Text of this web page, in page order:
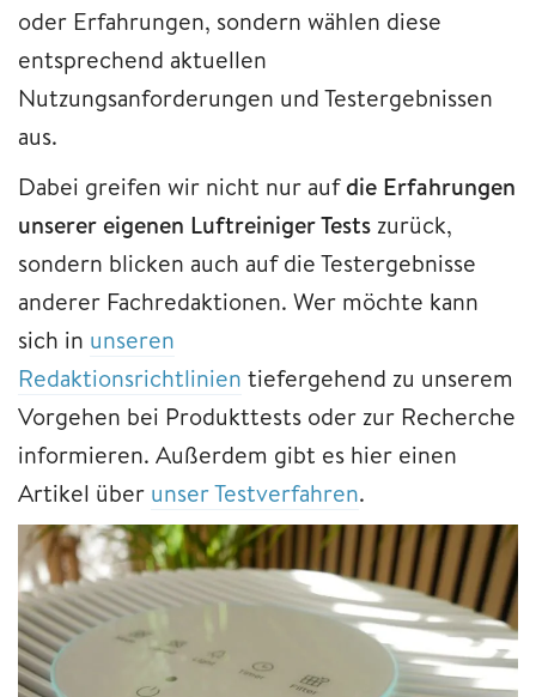
oder Erfahrungen, sondern wählen diese
entsprechend aktuellen
Nutzungsanforderungen und Testergebnissen
aus.
Dabei greifen wir nicht nur aufdie Erfahrungen
unserer eigenen Luftreiniger Testszurück,
sondern blicken auch auf die Testergebnisse
anderer Fachredaktionen. Wer möchte kann
sich in unseren
Redaktionsrichtlinien tiefergehend zu unserem
Vorgehen bei Produkttests oder zur Recherche
informieren. Außerdem gibt es hier einen
Artikel über unser Testverfahren.